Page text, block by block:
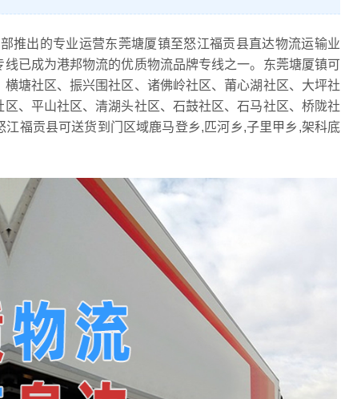
推出的专业运营东莞塘厦镇至怒江福贡县直达物流运输业
已成为港邦物流的优质物流品牌专线之一。东莞塘厦镇可
塘社区、振兴围社区、诸佛岭社区、莆心湖社区、大坪社
、平山社区、清湖头社区、石鼓社区、石马社区、桥陇社
福贡县可送货到门区域鹿马登乡,匹河乡,子里甲乡,架科底